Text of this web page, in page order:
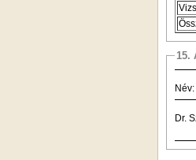
15.
Név:
Dr.